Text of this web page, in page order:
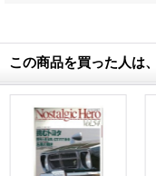
この商品を買った人は